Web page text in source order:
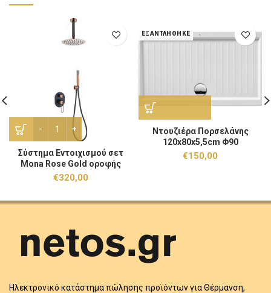
Σύστημα Εντοιχισμού σετ Mona Rose Gold οροφής ποσότητα
Σύστημα Εντοιχισμού σετ
Mona Rose Gold οροφής
€320,00
ΕΞΑΝΤΛΉΘΗΚΕ
Ντουζιέρα Πορσελάνης
120x80x5,5cm Φ90
€150,00
Ηλεκτρονικό κατάστημα πώλησης προϊόντων για Θέρμανση,